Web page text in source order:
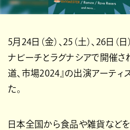
5月24日（金）、25（土）、26日（
ナビーチとラグナシアで開催さ
道、市場2024』の出演アーテ
た。
日本全国から食品や雑貨など